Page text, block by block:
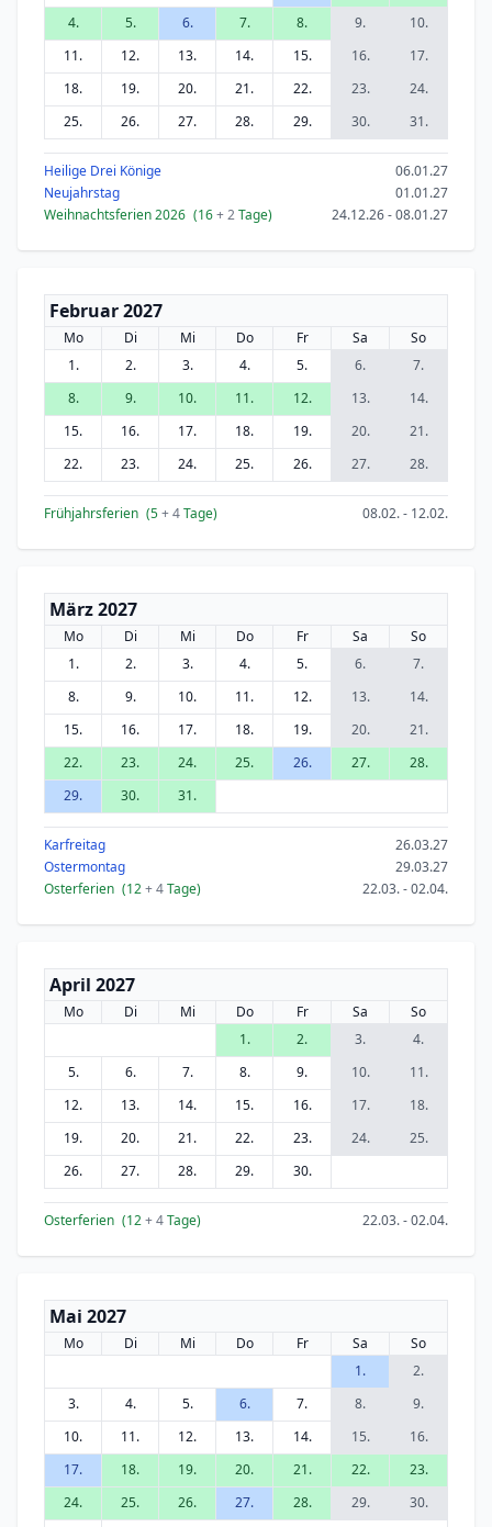
4.
5. 6. 7. 8. 9.
10.
11.
12. 13. 14. 15. 16.
17.
18.
19. 20. 21. 22. 23.
24.
25.
26. 27. 28. 29. 30. 31.
Heilige Drei Könige
06.01.27
Neujahrstag
01.01.27
Weihnachtsferien 2026 (16+ 2Tage) 24.12.26 - 08.01.27
Februar 2027
Mo Di Mi Do Fr Sa
So
1.
2. 3. 4. 5. 6.
7.
8.
9. 10. 11. 12. 13.
14.
15.
16. 17. 18. 19. 20.
21.
22.
23. 24. 25. 26. 27. 28.
Frühjahrsferien (5+ 4Tage) 08.02. - 12.02.
März 2027
Mo Di Mi Do Fr Sa
So
1.
2. 3. 4. 5. 6.
7.
8.
9. 10. 11. 12. 13.
14.
15.
16. 17. 18. 19. 20.
21.
22.
23. 24. 25. 26. 27.
28.
29.
30. 31.
Karfreitag
26.03.27
Ostermontag
29.03.27
Osterferien (12+ 4Tage) 22.03. - 02.04.
April 2027
Mo Di Mi Do Fr Sa
So
1.
2. 3.
4.
5.
6. 7. 8. 9. 10.
11.
12.
13. 14. 15. 16. 17.
18.
19.
20. 21. 22. 23. 24.
25.
26.
27. 28. 29. 30.
Osterferien (12+ 4Tage) 22.03. - 02.04.
Mai 2027
Mo Di Mi Do Fr Sa
So
1.
2.
3.
4. 5. 6. 7. 8.
9.
10.
11. 12. 13. 14. 15.
16.
17.
18. 19. 20. 21. 22.
23.
24.
25. 26. 27. 28. 29.
30.